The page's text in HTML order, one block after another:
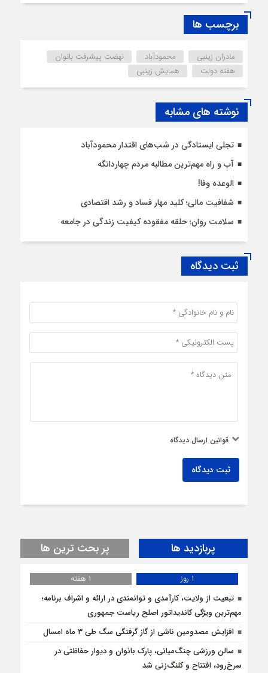
برچسب ها
مادران زینبی محمودآباد
نهضت پیشرفت بانوان
هفته دولت
همایش زینبی
نوشته های مشابه
تجلی ایستادگی در شب‌های اقتدار محمودآباد
آب و راه مهم‌ترین مطالبه مردم چهاردانگه
الوعده وفا!
شفافیت مالی؛ کلید مهار فساد و رشد اقتصادی
سلامت روان؛ حلقه مفقوده کیفیت زندگی در جامعه
ثبت دیدگاه
قوانین ارسال دیدگاه
ثبت دیدگاه
پربازدید ها پر بحث ترین ها
1 روز
1 هفته
تبعیت از ولایت، کارآمدی و توانمندی در ارائه و اشراف برنامه؛
مهم‌ترین ویژگی کاندیداتور اصلح ریاست جمهوری
افزایش مصدومین ناشی از گاز گرفتگی سگ طی ۳ ماه امسال
سالن ورزشی چنگ‌میانی، پارک بانوان و دیوار حفاظتی در
سرخ‌رود، افتتاح و کلنگ‌زنی شد